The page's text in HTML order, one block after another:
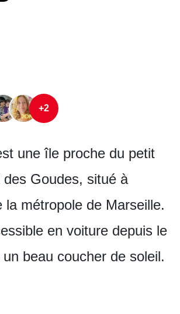
+2
une île proche du petit
Goudes, situé à
la métropole de Marseille.
en voiture depuis le
beau coucher de soleil.